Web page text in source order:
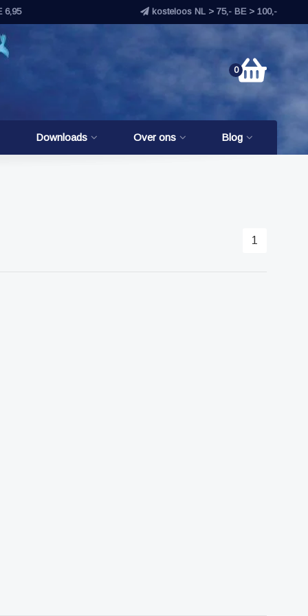
6,95 kosteloos NL > 75,- BE > 100,-
0
Downloads Over ons Blog
1